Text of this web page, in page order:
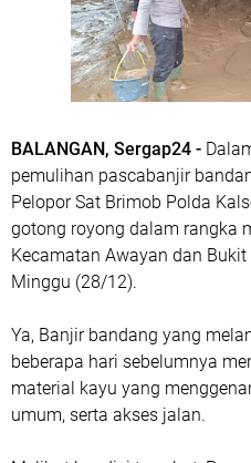
BALANGAN, Sergap24 -
pemulihan pascabanjir
Pelopor Sat Brimob Polda
gotong royong dalam rangka
Kecamatan Awayan dan
Minggu (28/12).
Ya, Banjir bandang yang
beberapa hari sebelumnya
material kayu yang
umum, serta akses jalan.